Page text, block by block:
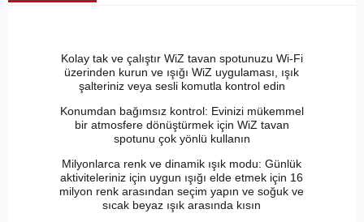
Kolay tak ve çalıştır WiZ tavan spotunuzu Wi-Fi
üzerinden kurun ve ışığı WiZ uygulaması, ışık
şalteriniz veya sesli komutla kontrol edin
Konumdan bağımsız kontrol: Evinizi mükemmel
bir atmosfere dönüştürmek için WiZ tavan
spotunu çok yönlü kullanın
Milyonlarca renk ve dinamik ışık modu: Günlük
aktiviteleriniz için uygun ışığı elde etmek için 16
milyon renk arasından seçim yapın ve soğuk ve
sıcak beyaz ışık arasında kısın